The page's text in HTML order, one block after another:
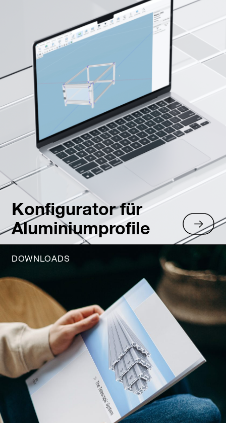
Konfigurator für
Aluminiumprofile
DOWNLOADS